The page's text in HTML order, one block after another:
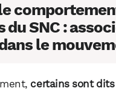
SNC :
le
certains sont dits